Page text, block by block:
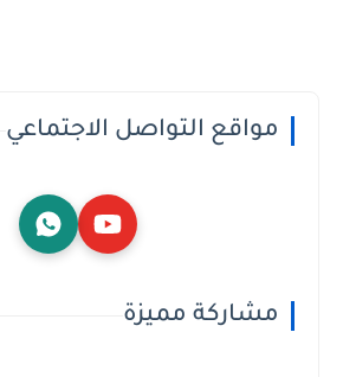
مواقع التواصل الاجتماعي
مشاركة مميزة